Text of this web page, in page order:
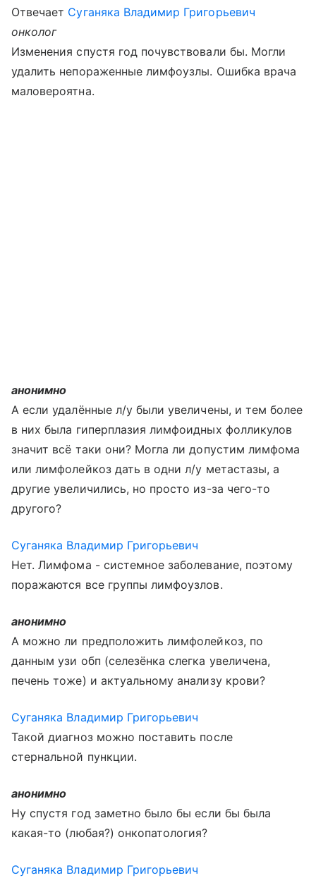
Отвечает Суганяка Владимир Григорьевич
онколог
Изменения спустя год почувствовали бы. Могли
удалить непораженные лимфоузлы. Ошибка врача
маловероятна.
анонимно
А если удалённые л/у были увеличены, и тем более
в них была гиперплазия лимфоидных фолликулов
значит всё таки они? Могла ли допустим лимфома
или лимфолейкоз дать в одни л/у метастазы, а
другие увеличились, но просто из-за чего-то
другого?
Суганяка Владимир Григорьевич
Нет. Лимфома - системное заболевание, поэтому
поражаются все группы лимфоузлов.
анонимно
А можно ли предположить лимфолейкоз, по
данным узи обп (селезёнка слегка увеличена,
печень тоже) и актуальному анализу крови?
Суганяка Владимир Григорьевич
Такой диагноз можно поставить после
стернальной пункции.
анонимно
Ну спустя год заметно было бы если бы была
какая-то (любая?) онкопатология?
Суганяка Владимир Григорьевич